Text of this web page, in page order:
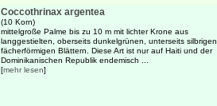
Coccothrinax argentea
(10 Korn)
mittelgroße Palme bis zu 10 m mit lichter Krone aus
langgestielten, oberseits dunkelgrünen, unterseits silbrigen,
fächerförmigen Blättern. Diese Art ist nur auf Haiti und der
Dominikanischen Republik endemisch ...
[mehr lesen]